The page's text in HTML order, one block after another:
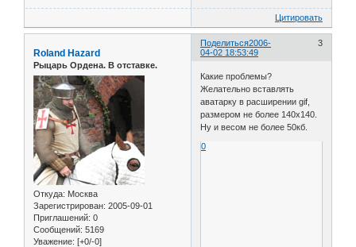
Цитировать
Поделиться 3
2006-
04-02 18:53:49
Roland Hazard
Рыцарь Ордена. В отставке.
Откуда: Москва
Зарегистрирован: 2005-09-01
Приглашений: 0
Сообщений: 5169
Уважение: [+0/-0]
Какие проблемы?
Желательно вставлять
аватарку в расширении gif,
размером не более 140х140.
Ну и весом не более 50кб.
0